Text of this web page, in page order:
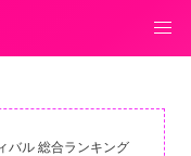
バル 総合ランキング